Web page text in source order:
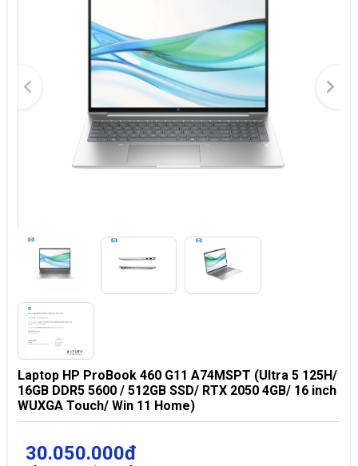
Laptop HP ProBook 460 G11 A74MSPT (Ultra 5 125H/
16GB DDR5 5600 / 512GB SSD/ RTX 2050 4GB/ 16 inch
WUXGA Touch/ Win 11 Home)
30.050.000đ